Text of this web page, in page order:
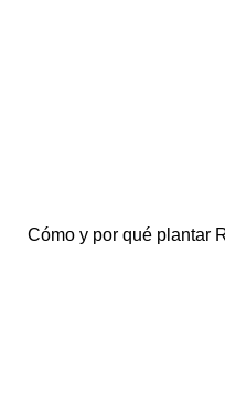
Cómo y por qué plantar